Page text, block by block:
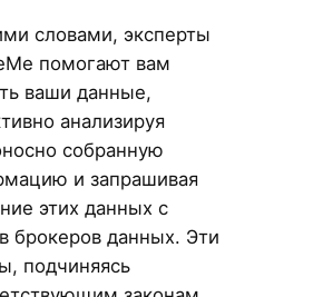
словами, эксперты
помогают вам
ваши данные,
анализируя
собранную
и запрашивая
этих данных с
брокеров данных. Эти
подчиняясь